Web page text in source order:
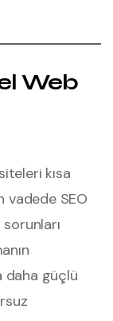
Web
kısa
vadede SEO
daha güçlü